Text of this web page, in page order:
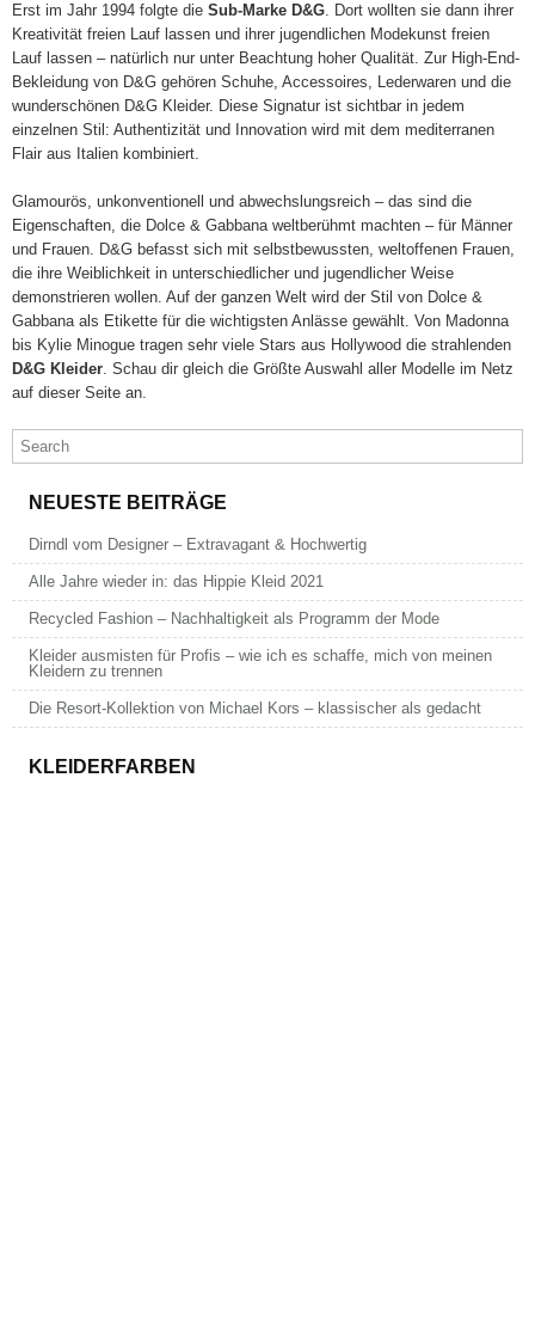
Erst im Jahr 1994 folgte die Sub-Marke D&G. Dort wollten sie dann ihrer
Kreativität freien Lauf lassen und ihrer jugendlichen Modekunst freien
Lauf lassen – natürlich nur unter Beachtung hoher Qualität. Zur High-End-
Bekleidung von D&G gehören Schuhe, Accessoires, Lederwaren und die
wunderschönen D&G Kleider. Diese Signatur ist sichtbar in jedem
einzelnen Stil: Authentizität und Innovation wird mit dem mediterranen
Flair aus Italien kombiniert.
Glamourös, unkonventionell und abwechslungsreich – das sind die
Eigenschaften, die Dolce & Gabbana weltberühmt machten – für Männer
und Frauen. D&G befasst sich mit selbstbewussten, weltoffenen Frauen,
die ihre Weiblichkeit in unterschiedlicher und jugendlicher Weise
demonstrieren wollen. Auf der ganzen Welt wird der Stil von Dolce &
Gabbana als Etikette für die wichtigsten Anlässe gewählt. Von Madonna
bis Kylie Minogue tragen sehr viele Stars aus Hollywood die strahlenden
D&G Kleider. Schau dir gleich die Größte Auswahl aller Modelle im Netz
auf dieser Seite an.
NEUESTE BEITRÄGE
Dirndl vom Designer – Extravagant & Hochwertig
Alle Jahre wieder in: das Hippie Kleid 2021
Recycled Fashion – Nachhaltigkeit als Programm der Mode
Kleider ausmisten für Profis – wie ich es schaffe, mich von meinen
Kleidern zu trennen
Die Resort-Kollektion von Michael Kors – klassischer als gedacht
KLEIDERFARBEN